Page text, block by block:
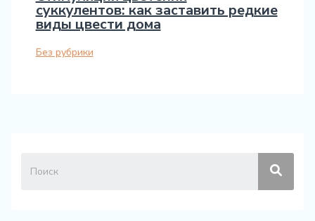
суккулентов: как заставить редкие
виды цвести дома
Без рубрики